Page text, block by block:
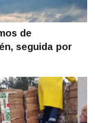
de
seguida por